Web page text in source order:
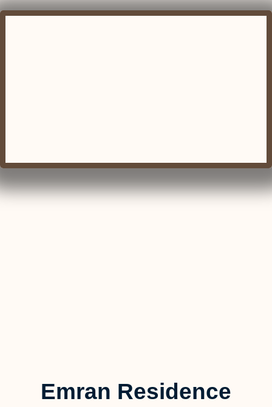
Emran Residence